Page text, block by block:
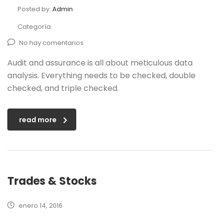
Posted by: Admin
Categoría:
No hay comentarios
Audit and assurance is all about meticulous data
analysis. Everything needs to be checked, double
checked, and triple checked.
read more
Trades & Stocks
enero 14, 2016